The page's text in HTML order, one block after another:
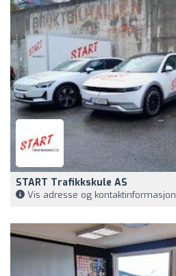
START Trafikkskule AS
Vis adresse og kontaktinformasjon